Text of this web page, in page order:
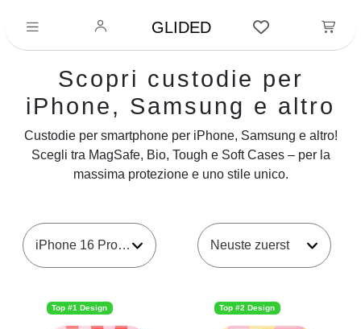
GLIDED
Scopri custodie per
iPhone, Samsung e altro
Custodie per smartphone per iPhone, Samsung e altro!
Scegli tra MagSafe, Bio, Tough e Soft Cases – per la
massima protezione e uno stile unico.
iPhone 16 Pro Max
Top #1 Design Top #2 Design